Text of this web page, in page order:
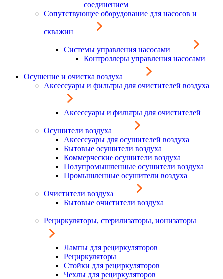
соединением
Сопутствующее оборудование для насосов и
скважин
Системы управления насосами
Контроллеры управления насосами
Осушение и очистка воздуха
Аксессуары и фильтры для очистителей воздуха
Аксессуары и фильтры для очистителей
Осушители воздуха
Аксессуары для осушителей воздуха
Бытовые осушители воздуха
Коммерческие осушители воздуха
Полупромышленные осушители воздуха
Промышленные осушители воздуха
Очистители воздуха
Бытовые очистители воздуха
Рециркуляторы, стерилизаторы, ионизаторы
Лампы для рециркуляторов
Рециркуляторы
Стойки для рециркуляторов
Чехлы для рециркуляторов